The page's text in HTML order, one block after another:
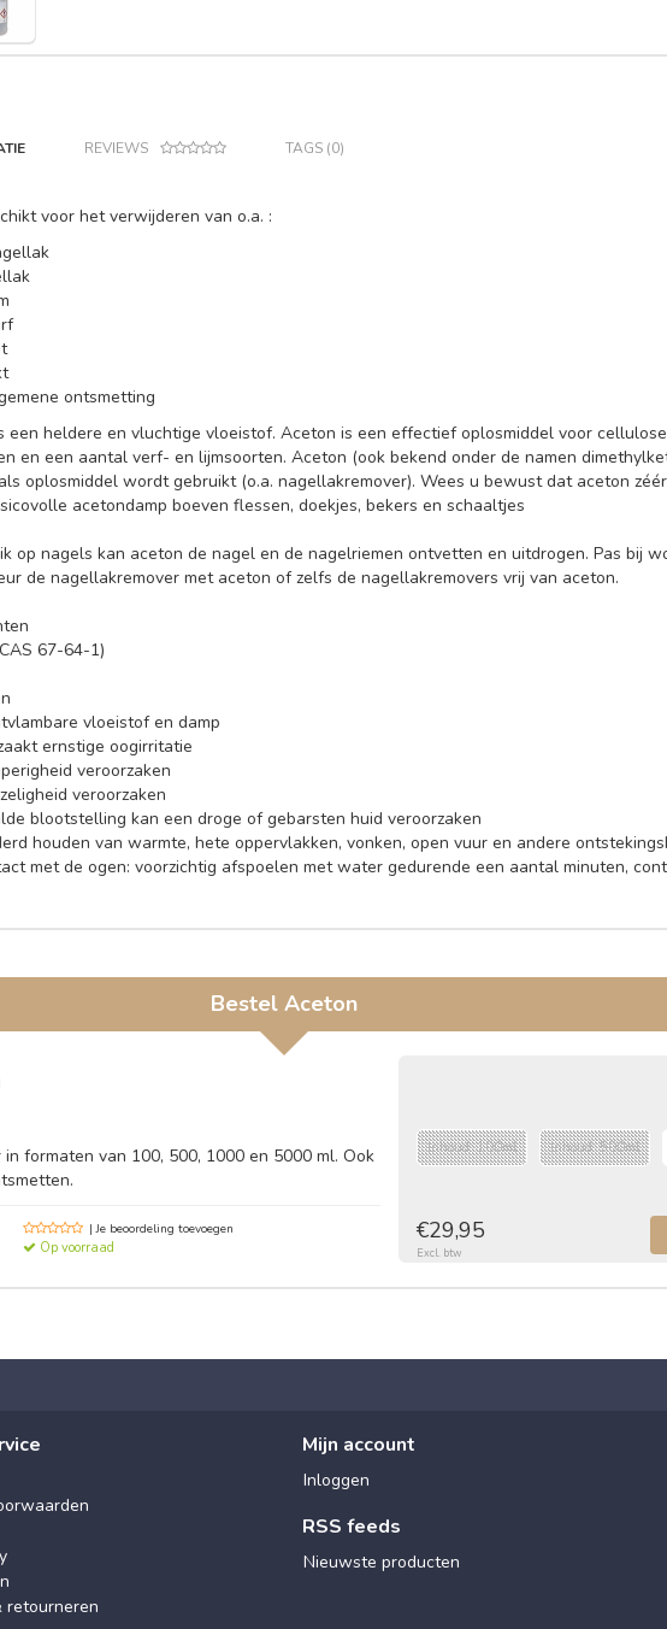
REVIEWS TAGS (0)
voor het verwijderen van o.a. :
ontsmetting
een heldere en vluchtige vloeistof. Aceton is een effectief oplosmiddel voor
en een aantal verf- en lijmsoorten. Aceton (ook bekend onder de namen
oplosmiddel wordt gebruikt (o.a. nagellakremover). Wees u bewust dat aceton
acetondamp boeven flessen, doekjes, bekers en schaaltjes
op nagels kan aceton de nagel en de nagelriemen ontvetten en uitdrogen. Pas bij
de nagellakremover met aceton of zelfs de nagellakremovers vrij van aceton.
67-64-1)
vloeistof en damp
ernstige oogirritatie
veroorzaken
veroorzaken
blootstelling kan een droge of gebarsten huid veroorzaken
houden van warmte, hete oppervlakken, vonken, open vuur en andere
met de ogen: voorzichtig afspoelen met water gedurende een aantal minuten,
Bestel Aceton
formaten van 100, 500, 1000 en 5000 ml. Ook
| Je beoordeling toevoegen
Op voorraad
Inhoud: 100ml Inhoud: 500ml
€29,95
Excl. btw
retourneren
Mijn account
Inloggen
RSS feeds
Nieuwste producten